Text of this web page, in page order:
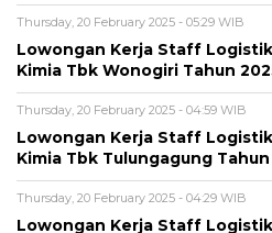
Thursday, 20 February 2025 - 05:29 WIB
Lowongan Kerja Staff
Kimia Tbk Wonogiri Tahun
Thursday, 20 February 2025 - 04:59 WIB
Lowongan Kerja Staff
Kimia Tbk Tulungagung
Thursday, 20 February 2025 - 04:29 WIB
Lowongan Kerja Staff